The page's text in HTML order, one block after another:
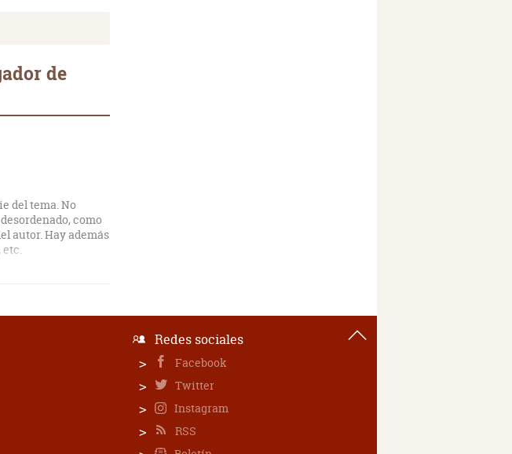
de
del tema. No
como
autor. Hay además
y simpleza,
Redes sociales
Facebook
Twitter
Instagram
RSS